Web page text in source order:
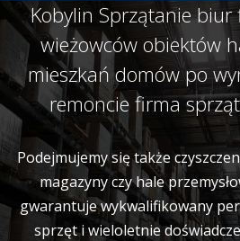
Kobylin Sprzątanie
wieżowców obiektów
mieszkań domów po
remoncie firma
Podejmujemy się także
magazyny czy hale
gwarantuje wykwalifikowany
sprzęt i wieloletnie